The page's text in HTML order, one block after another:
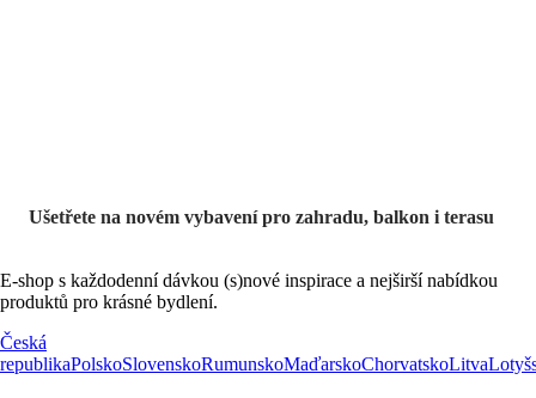
Ušetřete na novém vybavení pro zahradu, balkon i terasu
E-shop s každodenní dávkou (s)nové inspirace a nejširší nabídkou
produktů pro krásné bydlení.
Česká
republikaPolskoSlovenskoRumunskoMaďarskoChorvatskoLitva